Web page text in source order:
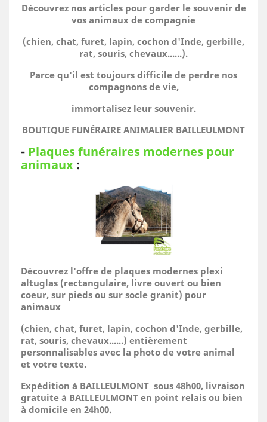
Découvrez nos articles pour garder le souvenir de
vos animaux de compagnie
(chien, chat, furet, lapin, cochon d'Inde, gerbille,
rat, souris, chevaux......).
Parce qu'il est toujours difficile de perdre nos
compagnons de vie,
immortalisez leur souvenir.
BOUTIQUE FUNÉRAIRE ANIMALIER BAILLEULMONT
- Plaques funéraires modernes pour
animaux :
Découvrez l'offre de plaques modernes plexi
altuglas (rectangulaire, livre ouvert ou bien
coeur, sur pieds ou sur socle granit) pour
animaux
(chien, chat, furet, lapin, cochon d'Inde, gerbille,
rat, souris, chevaux......) entièrement
personnalisables avec la photo de votre animal
et votre texte.
Expédition à BAILLEULMONT sous 48h00, livraison
gratuite à BAILLEULMONT en point relais ou bien
à domicile en 24h00.